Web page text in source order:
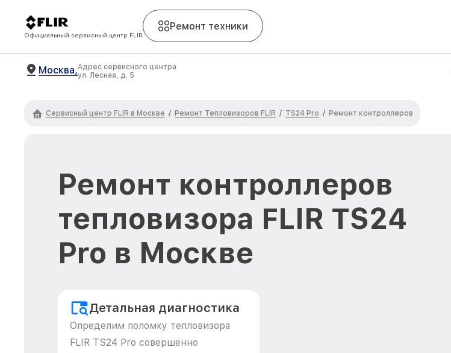
Официальный сервисный центр FLIR
Ремонт техники
Москва,Адрес сервисного центра
ул. Лесная, д. 5
Сервисный центр FLIR в Москве / Ремонт Тепловизоров FLIR / TS24 Pro / Ремонт контроллеров
Ремонт контроллеров
тепловизора FLIR TS24
Pro в Москве
Детальная диагностика
Определим поломку тепловизора
FLIR TS24 Pro совершенно